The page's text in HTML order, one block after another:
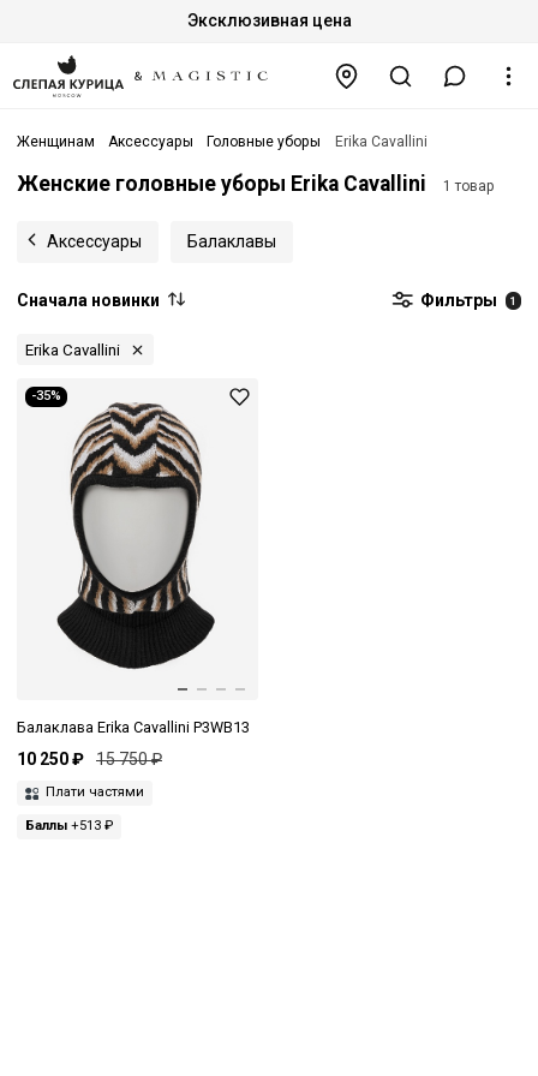
Эксклюзивная цена
Женщинам Аксессуары Головные уборы Erika Cavallini
Женские головные уборы Erika Cavallini 1 товар
Аксессуары Балаклавы
Сначала новинки Фильтры 1
Erika Cavallini
-35%
Балаклава Erika Cavallini P3WB13
10 250 ₽ 15 750 ₽
Плати частями
Баллы +513 ₽